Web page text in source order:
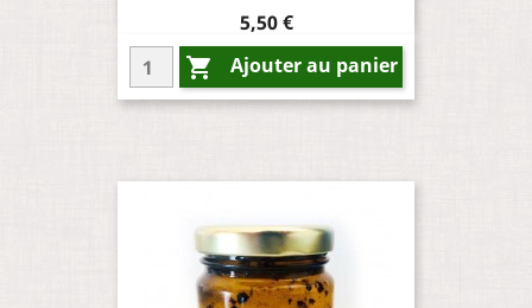
Prix
5,50 €
 Ajouter au panier